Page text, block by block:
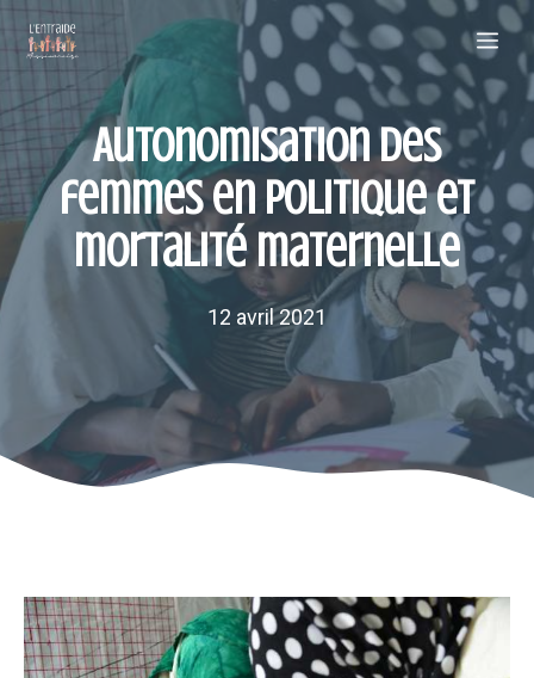
au
contenu
Autonomisation des
femmes en politique et
mortalité maternelle
12 avril 2021